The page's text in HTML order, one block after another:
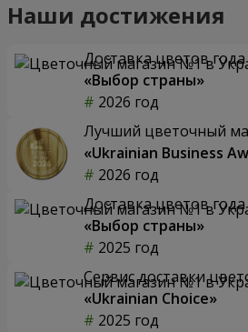
Наши достижения
Доставка цветов
«Выбор страны»
2026 год
Лучший цветочный
«Ukrainian Business
2026 год
Доставка цветов
«Выбор страны»
2025 год
Сервис доставки
«Ukrainian Choice»
2025 год